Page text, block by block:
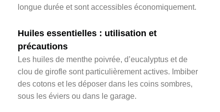
longue durée et sont accessibles économiquement.
Huiles essentielles : utilisation et
précautions
Les huiles de menthe poivrée, d’eucalyptus et de
clou de girofle sont particulièrement actives. Imbiber
des cotons et les déposer dans les coins sombres,
sous les éviers ou dans le garage.